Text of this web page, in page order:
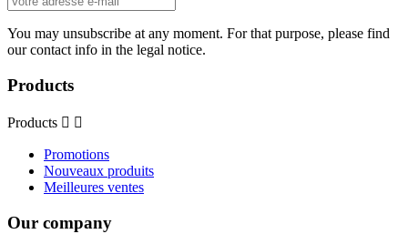
You may unsubscribe at any moment. For that purpose, please find
our contact info in the legal notice.
Products
Products  
Promotions
Nouveaux produits
Meilleures ventes
Our company